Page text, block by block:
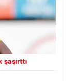
şaşırttı